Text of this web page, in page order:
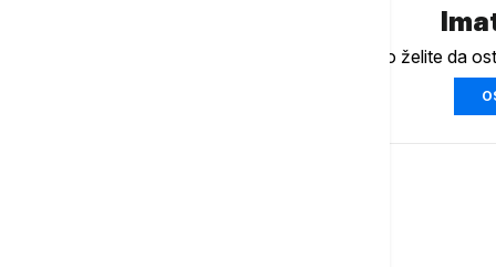
Ukoliko želite da